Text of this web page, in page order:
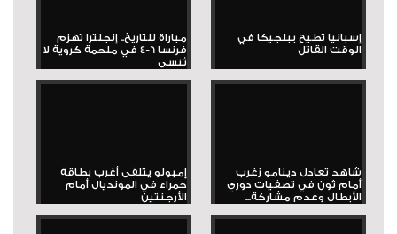
إسبانيا تطيح ببلجيكا في
الوقت القاتل
مباراة للتاريخ.. إنجلترا تهزم
فرنسا 6-4 في ملحمة كروية لا
تُنسى
شاهد تعادل دينامو زغرب
أمام ثون في تصفيات دوري
الأبطال وعدم مشاركة...
إمبولو يتلقى أغرب بطاقة
حمراء في المونديال أمام
الأرجنتين